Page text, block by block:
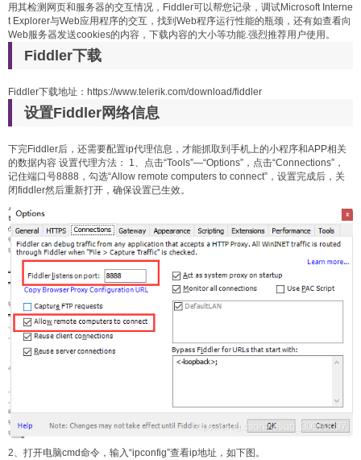
用其检测网页和服务器的交互情况，Fiddler可以帮您记录，调试Microsoft Interne
t Explorer与Web应用程序的交互，找到Web程序运行性能的瓶颈，还有如查看向
Web服务器发送cookies的内容，下载内容的大小等功能.强烈推荐用户使用。
Fiddler下载
Fiddler下载地址： https://www.telerik.com/download/fiddler
设置Fiddler网络信息
下完Fiddler后，还需要配置ip代理信息，才能抓取到手机上的小程序和APP相关
的数据内容 设置代理方法： 1、点击“Tools”—“Options”，点击“Connections”，
记住端口号8888，勾选“Allow remote computers to connect”，设置完成后，关
闭fiddler然后重新打开，确保设置已生效。
2、打开电脑cmd命令，输入“ipconfig”查看ip地址，如下图。